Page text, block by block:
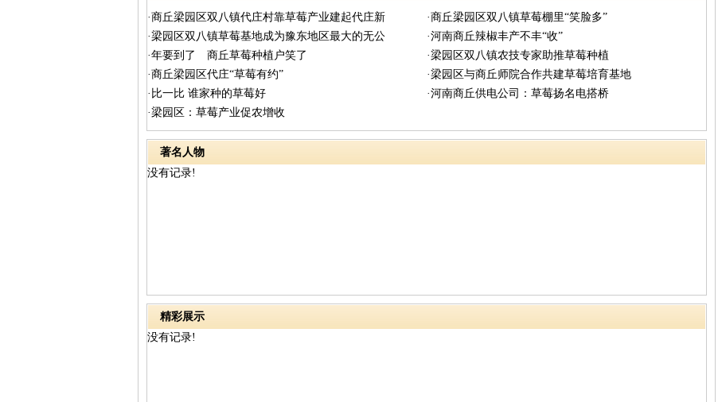
·商丘梁园区双八镇代庄村靠草莓产业建起代庄新
·商丘梁园区双八镇草莓棚里“笑脸多”
·梁园区双八镇草莓基地成为豫东地区最大的无公
·河南商丘辣椒丰产不丰“收”
·年要到了 商丘草莓种植户笑了
·梁园区双八镇农技专家助推草莓种植
·商丘梁园区代庄“草莓有约”
·梁园区与商丘师院合作共建草莓培育基地
·比一比 谁家种的草莓好
·河南商丘供电公司：草莓扬名电搭桥
·梁园区：草莓产业促农增收
著名人物
没有记录!
精彩展示
没有记录!